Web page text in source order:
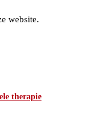
website.
therapie